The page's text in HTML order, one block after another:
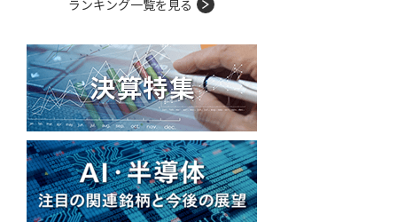
ランキング一覧を見る